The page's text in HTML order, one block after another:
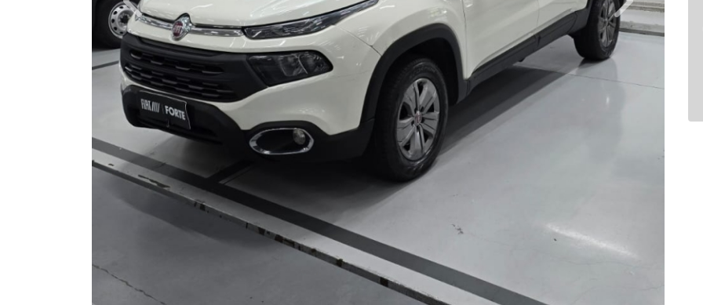
Opcionais
Abs
Air Bag Duplo
Air Bag Duplo E Lateral
Ar Condicionado
Ar Quente
Chave Reserva